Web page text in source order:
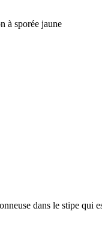
dans le stipe qui